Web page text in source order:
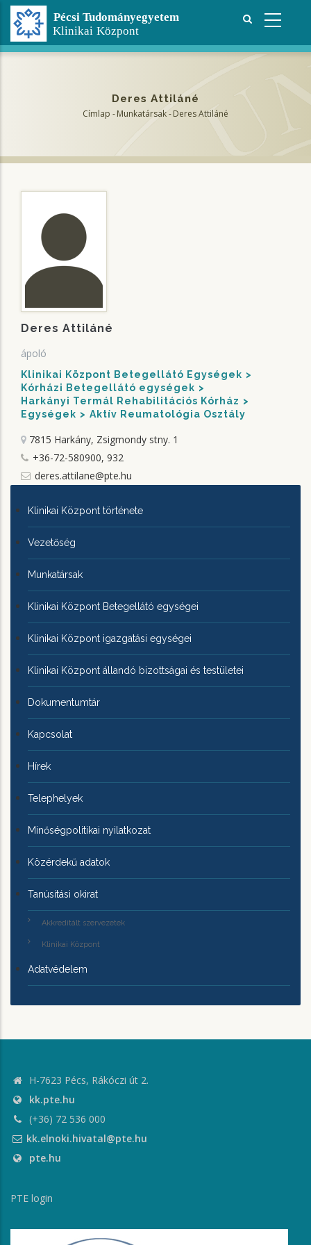
Ugrás
tartalomra
Deres Attiláné
Címlap -Munkatársak-Deres Attiláné
Deres Attiláné
ápoló
Klinikai Központ Betegellátó Egységek
Kórházi Betegellátó egységek
Harkányi Termál Rehabilitációs Kórház
Egységek
Aktív Reumatológia Osztály
7815 Harkány, Zsigmondy stny. 1
+36-72-580900, 932
deres.attilane@pte.hu
KLINIKAI
KÖZPONTRÓL
Klinikai Központ története
Vezetőség
Munkatársak
Klinikai Központ Betegellátó egységei
Klinikai Központ igazgatási egységei
Klinikai Központ állandó bizottságai és testületei
Dokumentumtár
Kapcsolat
Hírek
Telephelyek
Minőségpolitikai nyilatkozat
Közérdekű adatok
Tanúsítási okirat
Akkreditált szervezetek
Klinikai Központ
Adatvédelem
H-7623 Pécs, Rákóczi út 2.
kk.pte.hu
(+36) 72 536 000
kk.elnoki.hivatal@pte.hu
pte.hu
PTE login